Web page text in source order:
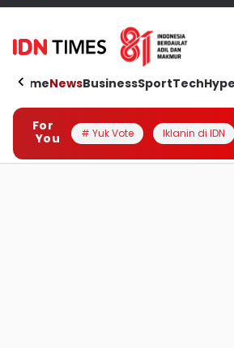
HomeNewsBusinessSportTechHype
For
You
# Yuk Vote Iklanin di IDN